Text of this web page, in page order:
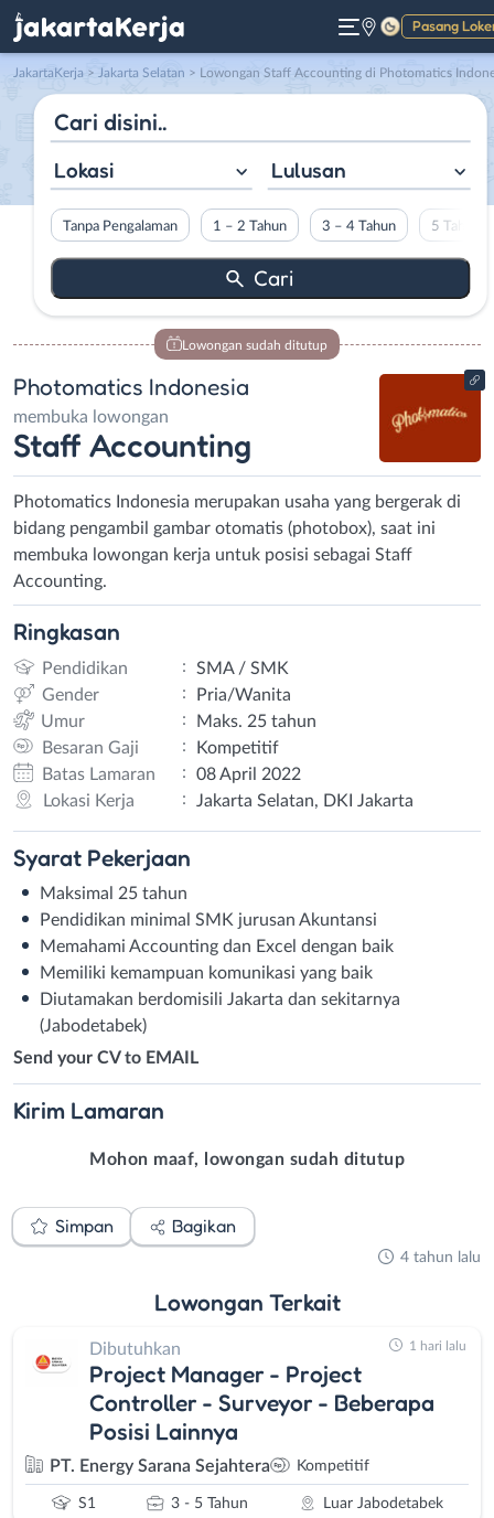
Pasang
Gelap
JakartaKerja > Jakarta Selatan > Lowongan Staff Accounting di Photomatics
Lokasi Lulusan
Tanpa Pengalaman 1 – 2 Tahun 3 – 4 Tahun 5 Tahun
Lowongan sudah ditutup
Photomatics Indonesia
membuka lowongan
Staff Accounting
Photomatics Indonesia merupakan usaha yang bergerak di
bidang pengambil gambar otomatis (photobox), saat ini
membuka lowongan kerja untuk posisi sebagai Staff
Accounting.
Ringkasan
Pendidikan :
SMA / SMK
Gender
:
Pria/Wanita
Umur
:
Maks. 25 tahun
Besaran Gaji
:
Kompetitif
Batas Lamaran
:
08 April 2022
Lokasi Kerja
: Jakarta Selatan, DKI Jakarta
Syarat Pekerjaan
Maksimal 25 tahun
Pendidikan minimal SMK jurusan Akuntansi
Memahami Accounting dan Excel dengan baik
Memiliki kemampuan komunikasi yang baik
Diutamakan berdomisili Jakarta dan sekitarnya
(Jabodetabek)
Send your CV to EMAIL
Kirim Lamaran
Mohon maaf, lowongan sudah ditutup
Simpan Bagikan
4 tahun lalu
Lowongan Terkait
Dibutuhkan
Project Manager - Project
Controller - Surveyor - Beberapa
Posisi Lainnya
PT. Energy Sarana Sejahtera Kompetitif
S1 3 - 5 Tahun Luar Jabodetabek
1 hari lalu